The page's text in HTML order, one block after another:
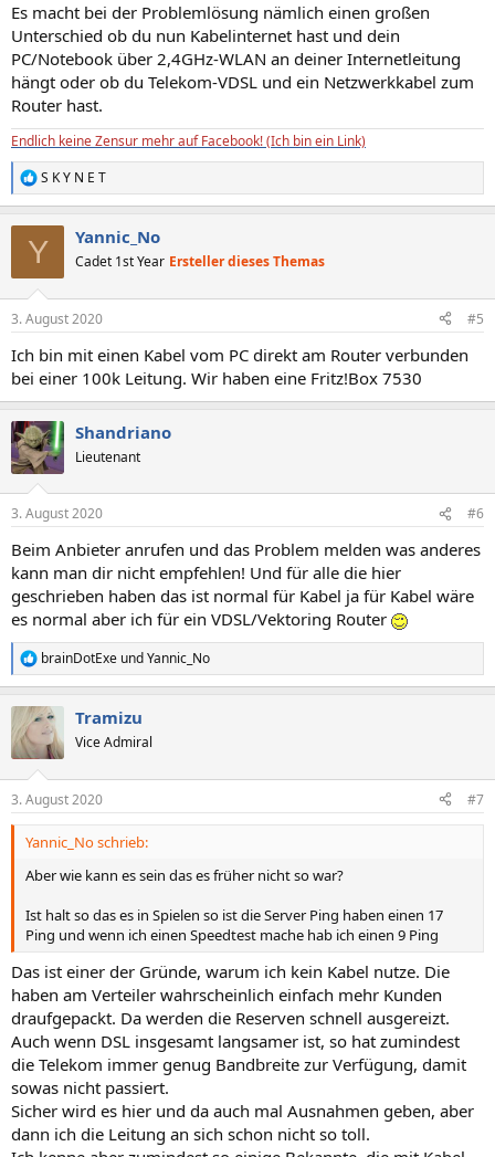
Es macht bei der Problemlösung nämlich einen großen
Unterschied ob du nun Kabelinternet hast und dein
PC/Notebook über 2,4GHz-WLAN an deiner Internetleitung
hängt oder ob du Telekom-VDSL und ein Netzwerkkabel zum
Router hast.
Endlich keine Zensur mehr auf Facebook! (Ich bin ein Link)
R
e
e
:
S K Y N E T
Y Yannic_No
Cadet 1st Year Ersteller dieses Themas
3. August 2020 #5
Ich bin mit einen Kabel vom PC direkt am Router verbunden
bei einer 100k Leitung. Wir haben eine Fritz!Box 7530
Shandriano
Lieutenant
3. August 2020 #6
Beim Anbieter anrufen und das Problem melden was anderes
kann man dir nicht empfehlen! Und für alle die hier
geschrieben haben das ist normal für Kabel ja für Kabel wäre
es normal aber ich für ein VDSL/Vektoring Router
R
e
k
t
i
e
n
brainDotExe undYannic_No
Tramizu
Vice Admiral
3. August 2020 #7
Yannic_No schrieb:
Aber wie kann es sein das es früher nicht so war?
Ist halt so das es in Spielen so ist die Server Ping haben einen 17
Ping und wenn ich einen Speedtest mache hab ich einen 9 Ping
Das ist einer der Gründe, warum ich kein Kabel nutze. Die
haben am Verteiler wahrscheinlich einfach mehr Kunden
draufgepackt. Da werden die Reserven schnell ausgereizt.
Auch wenn DSL insgesamt langsamer ist, so hat zumindest
die Telekom immer genug Bandbreite zur Verfügung, damit
sowas nicht passiert.
Sicher wird es hier und da auch mal Ausnahmen geben, aber
dann ich die Leitung an sich schon nicht so toll.